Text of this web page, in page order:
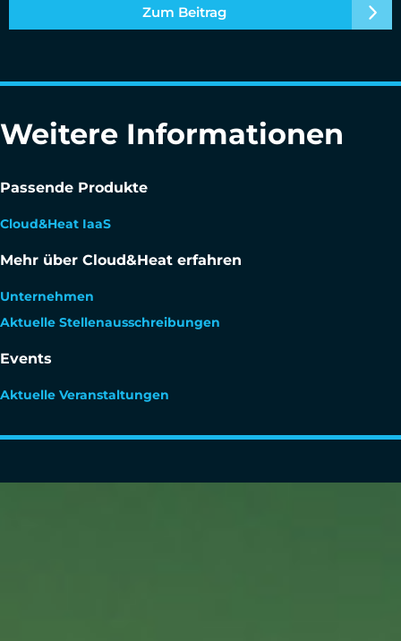
Zum Beitrag
Weitere Informationen
Passende Produkte
Cloud&Heat IaaS
Mehr über Cloud&Heat erfahren
Unternehmen
Aktuelle Stellenausschreibungen
Events
Aktuelle Veranstaltungen